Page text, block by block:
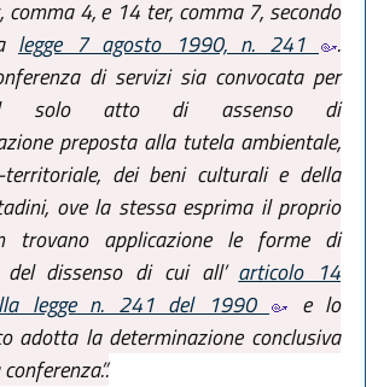
4, e 14 ter, comma 7, secondo
legge 7 agosto 1990, n. 241
.
di servizi sia convocata per
il solo atto di assenso di
preposta alla tutela ambientale,
territoriale, dei beni culturali e della
ove la stessa esprima il proprio
trovano applicazione le forme di
del dissenso di cui all’ articolo 14
legge n. 241 del 1990
e lo
adotta la determinazione conclusiva